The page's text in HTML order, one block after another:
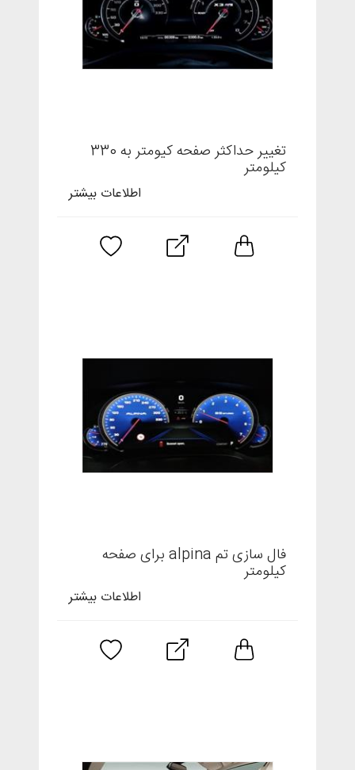
تغییر حداکثر صفحه کیومتر به 330
کیلومتر
اطلاعات بیشتر
فال سازی تم alpina برای صفحه
کیلومتر
اطلاعات بیشتر